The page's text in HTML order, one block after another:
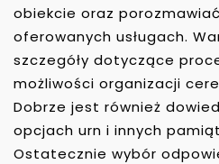
obiekcie oraz
oferowanych usługach.
szczegóły dotyczące
możliwości organizacji
Dobrze jest również
opcjach urn i innych
Ostatecznie wybór